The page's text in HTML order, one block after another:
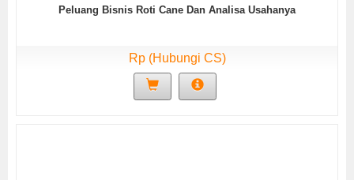
Peluang Bisnis Roti Cane Dan Analisa Usahanya
Rp (Hubungi CS)